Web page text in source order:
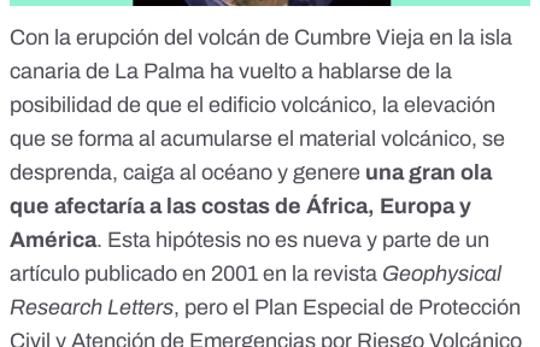
Con la erupción del volcán de Cumbre Vieja en la isla
canaria de La Palma ha vuelto a hablarse de la
posibilidad de que el edificio volcánico, la elevación
que se forma al acumularse el material volcánico, se
desprenda, caiga al océano y genere una gran ola
que afectaría a las costas de África, Europa y
América. Esta hipótesis no es nueva y parte de un
artículo publicado en 2001 en la revista Geophysical
Research Letters, pero el Plan Especial de Protección
Civil y Atención de Emergencias por Riesgo Volcánico